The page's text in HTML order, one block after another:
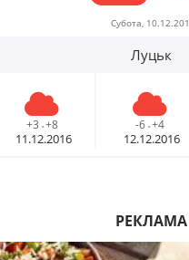
вранці
Субота,
Луцьк
+3 - +8
11.12.2016
-6 - +4
12.12.2016
РЕКЛАМА